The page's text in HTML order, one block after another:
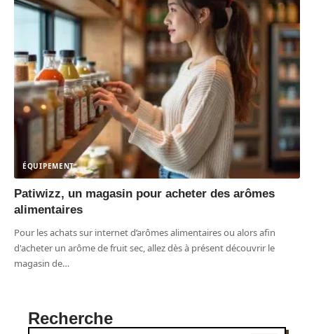
ÉQUIPEMENT
Patiwizz, un magasin pour acheter des arômes
alimentaires
Pour les achats sur internet d’arômes alimentaires ou alors afin
d'acheter un arôme de fruit sec, allez dès à présent découvrir le
magasin de…
Recherche